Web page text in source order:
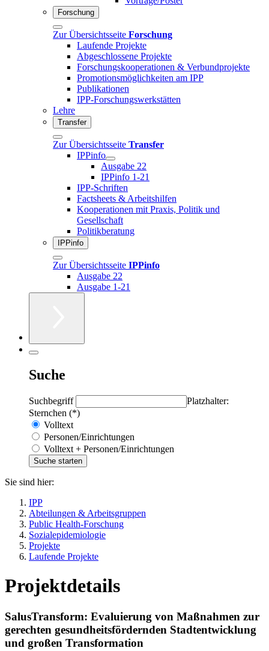
Forschung
Zur Übersichtsseite Forschung
Laufende Projekte
Abgeschlossene Projekte
Forschungskooperationen & Verbundprojekte
Promotionsmöglichkeiten am IPP
Publikationen
IPP-Forschungswerkstätten
Lehre
Transfer
Zur Übersichtsseite Transfer
IPPinfo
Ausgabe 22
IPPinfo 1-21
IPP-Schriften
Factsheets & Arbeitshilfen
Kooperationen mit Praxis, Politik und
Gesellschaft
Politikberatung
IPPinfo
Zur Übersichtsseite IPPinfo
Ausgabe 22
Ausgabe 1-21
Suche
Suchbegriff
Platzhalter:
Sternchen (*)
Volltext
Personen/Einrichtungen
Volltext + Personen/Einrichtungen
Sie sind hier:
IPP
Abteilungen & Arbeitsgruppen
Public Health-Forschung
Sozialepidemiologie
Projekte
Laufende Projekte
Projektdetails
SalusTransform: Evaluierung von Maßnahmen zur
gerechten gesundheitsfördernden Stadtentwicklung
und großen Transformation